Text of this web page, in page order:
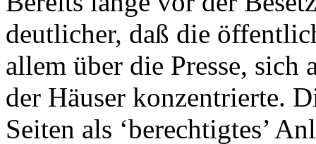
deutlicher, daß die
allem über die Presse, sich
der Häuser konzentrierte.
Seiten als ‘berechtigtes’